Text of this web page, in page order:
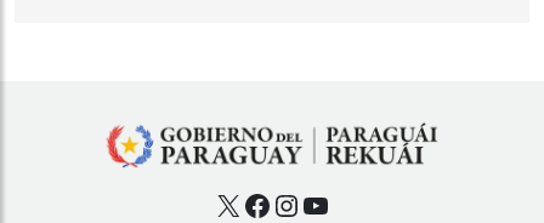
X Facebook
Instagram
YouTube